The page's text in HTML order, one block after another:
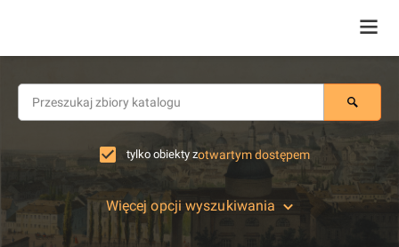
tylko obiekty zotwartym dostępem
Więcej opcji wyszukiwania